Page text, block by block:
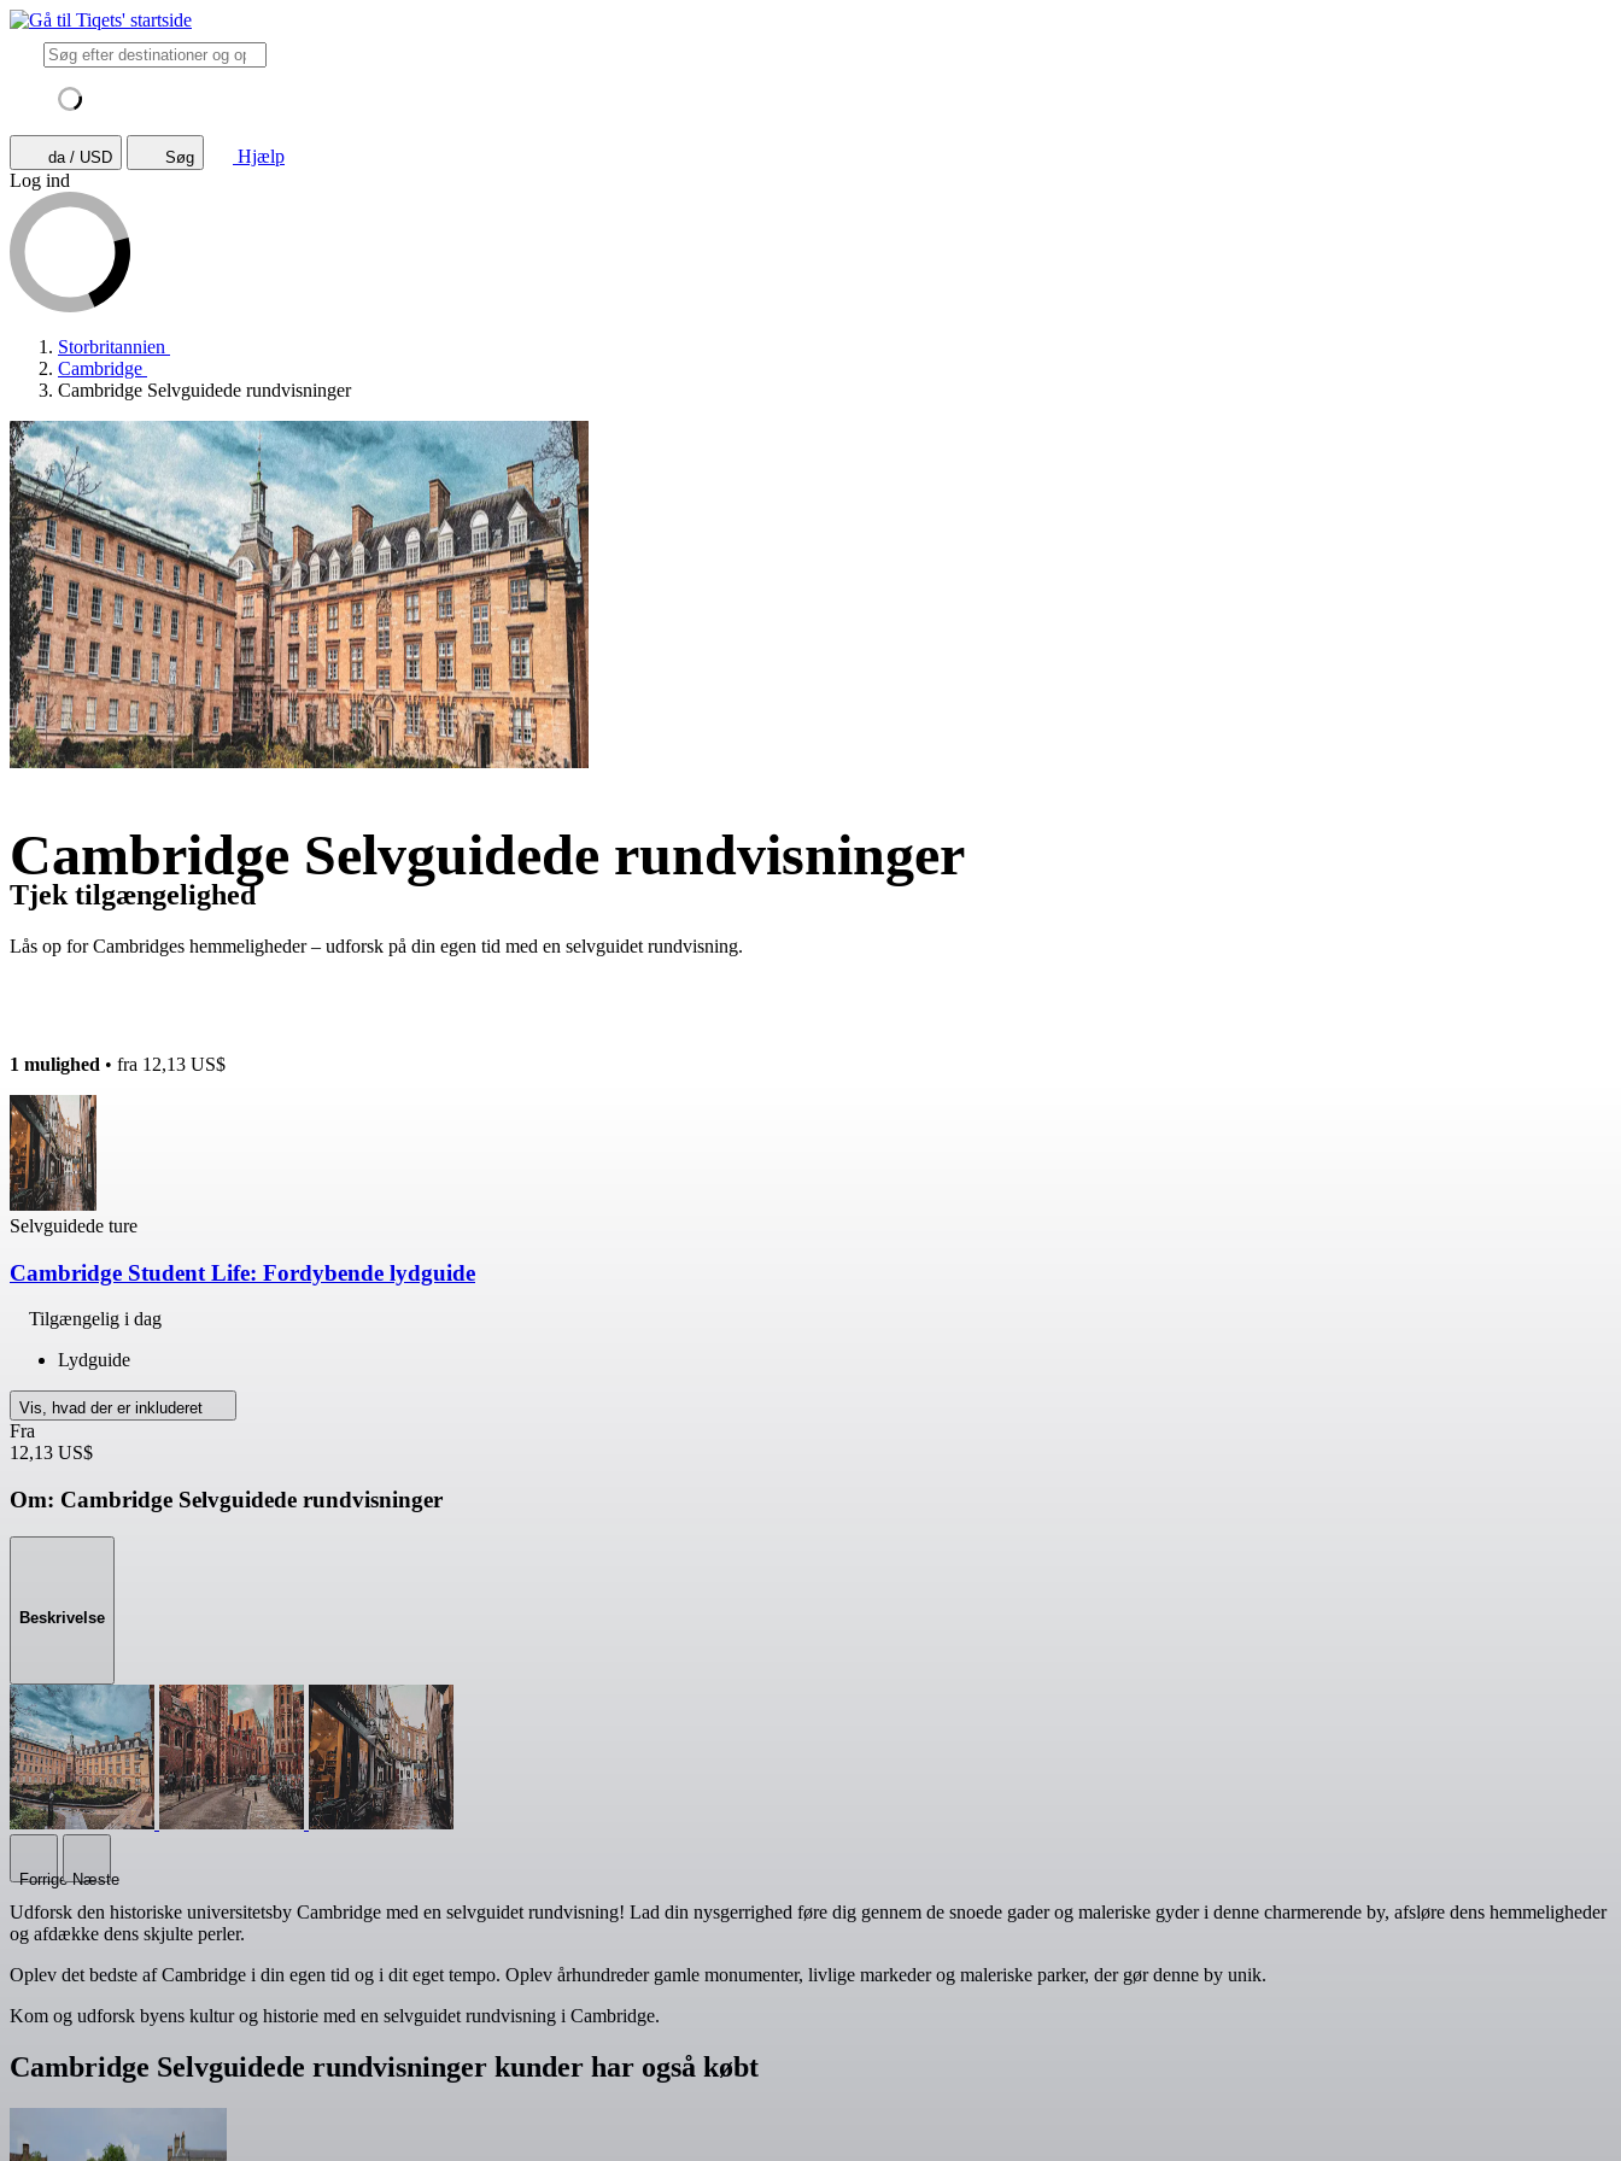
da / USD Søg
Hjælp
Log ind
Storbritannien
Cambridge
Cambridge Selvguidede rundvisninger
Cambridge Selvguidede rundvisninger
Lås op for Cambridges hemmeligheder – udforsk på din egen tid med en selvguidet rundvisning.
Tjek tilgængelighed
1 mulighed • fra 12,13 US$
Selvguidede ture
Cambridge Student Life: Fordybende lydguide
Tilgængelig i dag
Lydguide
Vis, hvad der er inkluderet
Fra
12,13 US$
Om: Cambridge Selvguidede rundvisninger
Beskrivelse
Forrige Næste
Udforsk den historiske universitetsby Cambridge med en selvguidet rundvisning! Lad din nysgerrighed føre dig gennem de snoede gader og maleriske gyder i denne charmerende by, afsløre dens hemmeligheder
og afdække dens skjulte perler.
Oplev det bedste af Cambridge i din egen tid og i dit eget tempo. Oplev århundreder gamle monumenter, livlige markeder og maleriske parker, der gør denne by unik.
Kom og udforsk byens kultur og historie med en selvguidet rundvisning i Cambridge.
Cambridge Selvguidede rundvisninger kunder har også købt